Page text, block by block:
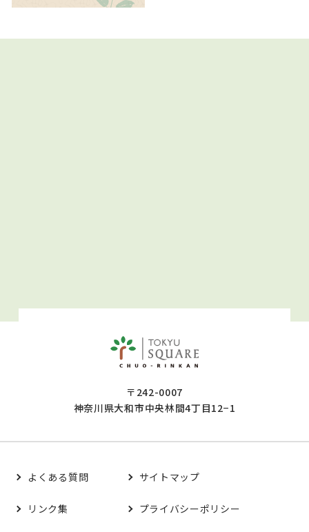
〒242-0007
神奈川県大和市中央林間4丁目12−1
よくある質問 サイトマップ
リンク集 プライバシーポリシー